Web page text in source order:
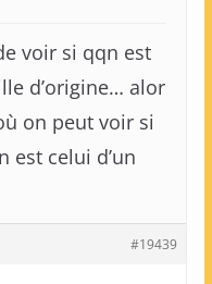
voir si qqn est
d’origine… alor
on peut voir si
est celui d’un
#19439